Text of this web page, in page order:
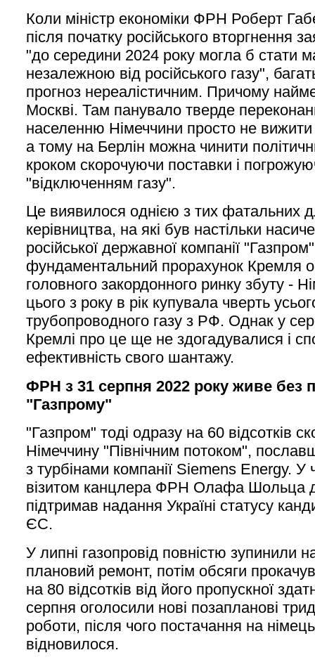
Коли міністр економіки ФРН Роберт
після початку російського вторгнення
"до середини 2024 року могла б стати
незалежною від російського газу",
прогноз нереалістичним. Причому
Москві. Там панувало тверде
населенню Німеччини просто не вижити
а тому на Берлін можна чинити
кроком скорочуючи поставки і
"відключенням газу".
Це виявилося однією з тих фатальних
керівництва, на які був настільки
російської державної компанії
фундаментальний прорахунок Кремля
головного закордонного ринку збуту -
цього з року в рік купувала чверть
трубопроводного газу з РФ. Однак у
Кремлі про це ще не здогадувалися і
ефективність свого шантажу.
ФРН з 31 серпня 2022 року живе без
"Газпрому"
"Газпром" тоді одразу на 60 відсотків
Німеччину "Північним потоком",
з турбінами компанії Siemens Energy. У
візитом канцлера ФРН Олафа Шольца
підтримав надання Україні статусу
ЄС.
У липні газопровід повністю зупинили
плановий ремонт, потім обсяги
на 80 відсотків від його пропускної
серпня оголосили нові позапланові
роботи, після чого постачання на
відновилося.